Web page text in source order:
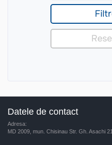
Datele de contact
Adresa:
MD 2009, mun. Chisinau Str. Gh. Asachi 21